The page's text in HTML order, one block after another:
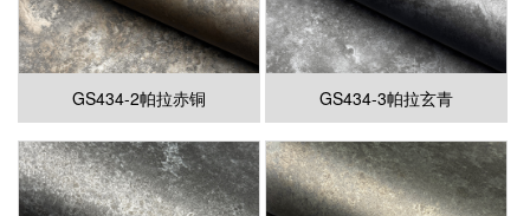
GS434-2帕拉赤铜 GS434-3帕拉玄青